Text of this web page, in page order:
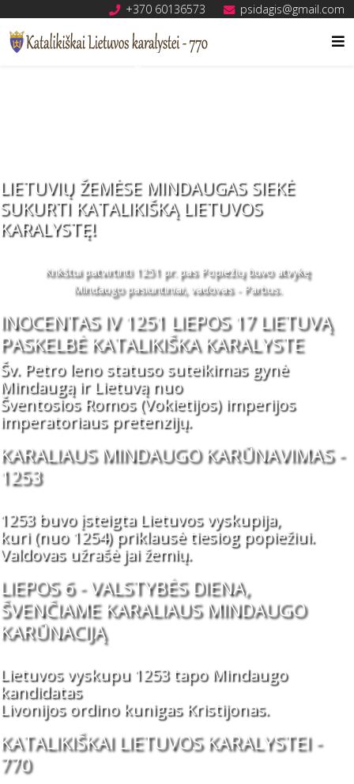
+370 60136573 psidagis@gmail.com
LIETUVIŲ ŽEMĖSE MINDAUGAS SIEKĖ
SUKURTI KATALIKIŠKĄ LIETUVOS
KARALYSTĘ!
Krikštui patvirtinti 1251 pr. pas Popiežių buvo atvykę
Mindaugo pasiuntiniai, vadovas - Parbus.
INOCENTAS IV 1251 LIEPOS 17 LIETUVĄ
PASKELBĖ KATALIKIŠKA KARALYSTE
Šv. Petro leno statuso suteikimas gynė
Mindaugą ir Lietuvą nuo
Šventosios Romos (Vokietijos) imperijos
imperatoriaus pretenzijų.
KARALIAUS MINDAUGO KARŪNAVIMAS -
1253
1253 buvo įsteigta Lietuvos vyskupija,
kuri (nuo 1254) priklausė tiesiog popiežiui.
Valdovas užrašė jai žemių.
LIEPOS 6 - VALSTYBĖS DIENA,
ŠVENČIAME KARALIAUS MINDAUGO
KARŪNACIJĄ
Lietuvos vyskupu 1253 tapo Mindaugo
kandidatas
Livonijos ordino kunigas Kristijonas.
KATALIKIŠKAI LIETUVOS KARALYSTEI -
770